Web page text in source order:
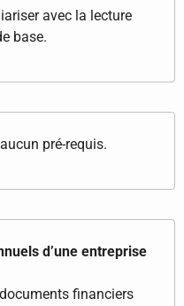
avec la lecture
base.
pré-requis.
d’une entreprise
financiers